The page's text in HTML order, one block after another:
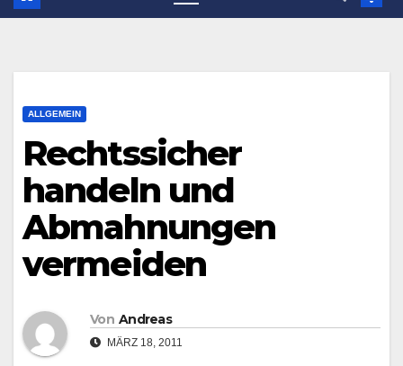
ALLGEMEIN
Rechtssicher
handeln und
Abmahnungen
vermeiden
Von Andreas
MÄRZ 18, 2011